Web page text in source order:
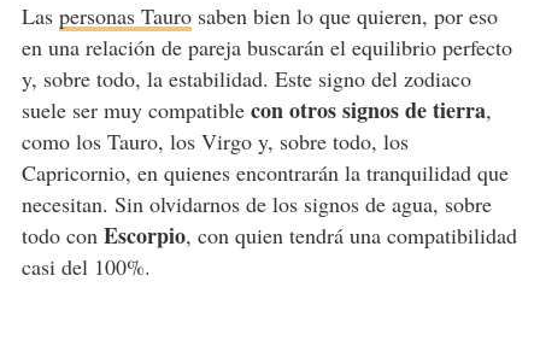
Las personas Taurosaben bien lo que quieren, por eso
en una relación de pareja buscarán el equilibrio perfecto
y, sobre todo, la estabilidad. Este signo del zodiaco
suele ser muy compatible con otros signos de tierra,
como los Tauro, los Virgo y, sobre todo, los
Capricornio, en quienes encontrarán la tranquilidad que
necesitan. Sin olvidarnos de los signos de agua, sobre
todo con Escorpio, con quien tendrá una compatibilidad
casi del 100%.